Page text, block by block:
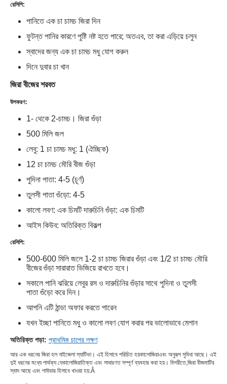
রেসিপি:
পানিতে এক চা চামচ জিরা দিন
ফুটন্ত পানির কারণে পুষ্টি নষ্ট হতে পারে; অতএব, তা করা এড়িয়ে চলুন
স্বাদের জন্য এক চা চামচ মধু যোগ করুন
দিনে দুবার চা খান
জিরা বীজের শরবত
উপকরণ:
1- থেকে 2-চামচ। জিরা গুঁড়া
500 মিলি জল
লেবু: 1 চা চামচ মধু: 1 (ঐচ্ছিক)
12 চা চামচ মৌরি বীজ গুঁড়া
পুদিনা পাতা: 4-5 (চূর্ণ)
তুলসী পাতা গুঁড়ো: 4-5
কালো লবণ: এক চিমটি দারুচিনি গুঁড়া: এক চিমটি
আইস কিউব: অতিরিক্ত বিকল্প
রেসিপি:
500-600 মিলি জলে 1-2 চা চামচ জিরার গুঁড়া এবং 1/2 চা চামচ মৌরি
বীজের গুঁড়া সারারাত ভিজিয়ে রাখতে হবে।
সকালে পানি ঝরিয়ে লেবুর রস ও দারুচিনির গুঁড়ার সাথে পুদিনা ও তুলসী
পাতা গুঁড়ো করে দিন।
আপনি এটি ঠান্ডা অফার করতে পারেন
যখন ইচ্ছা পানিতে মধু ও কালো লবণ যোগ করার পর ভালোভাবে মেশান
অতিরিক্ত পড়া: প্রাথমিক চাপের লক্ষণ
আর এক ধরনের জিরা হল নাইজেলা স্যাটিভা। এই হিসাবে পরিচিত হয়কালোজিরাএবং অনুরূপ সুবিধা আছে। এই
দুই ধরনের মধ্যে পার্থক্য যেকালোজিরাতিক্ত এবং সাধারণত সম্পূর্ণ ব্যবহার করা হয়। বিপরীতে, জিরা বীজমাটির
স্বাদ আছে এবং পাউডার হিসাবে খাওয়া হয়.Â